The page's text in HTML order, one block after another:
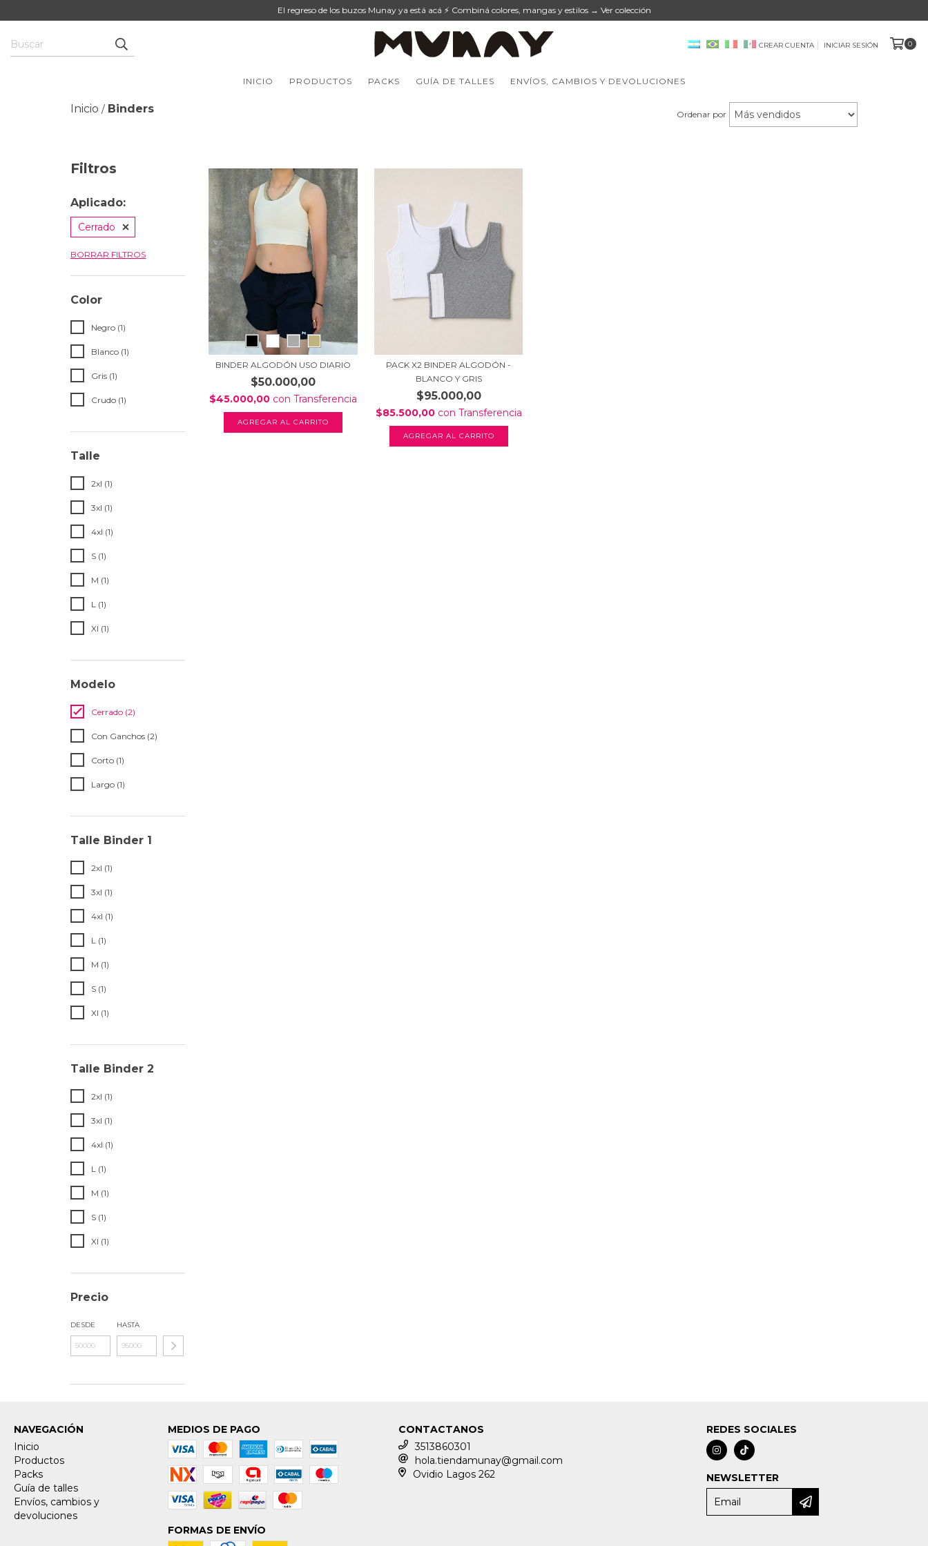
El regreso de los buzos Munay ya está acá ⚡ Combiná colores, mangas y estilos → Ver colección
CREAR CUENTA INICIAR SESIÓN 0
INICIO PRODUCTOS PACKS GUÍA DE TALLES ENVÍOS, CAMBIOS Y DEVOLUCIONES
Inicio / Binders Ordenar por
Filtros
Aplicado:
Cerrado
BORRAR FILTROS
Color
Negro (1)
Blanco (1)
Gris (1)
Crudo (1)
Talle
2xl (1)
3xl (1)
4xl (1)
S (1)
M (1)
L (1)
Xl (1)
Modelo
Cerrado (2)
Con Ganchos (2)
Corto (1)
Largo (1)
Talle Binder 1
2xl (1)
3xl (1)
4xl (1)
L (1)
M (1)
S (1)
Xl (1)
Talle Binder 2
2xl (1)
3xl (1)
4xl (1)
L (1)
M (1)
S (1)
Xl (1)
Precio
DESDE HASTA
BINDER ALGODÓN USO DIARIO
$50.000,00
$45.000,00 con Transferencia
AGREGAR AL CARRITO
PACK X2 BINDER ALGODÓN -
BLANCO Y GRIS
$95.000,00
$85.500,00 con Transferencia
AGREGAR AL CARRITO
NAVEGACIÓN
Inicio
Productos
Packs
Guía de talles
Envíos, cambios y
devoluciones
MEDIOS DE PAGO
FORMAS DE ENVÍO
CONTACTANOS
3513860301
hola.tiendamunay@gmail.com
Ovidio Lagos 262
REDES SOCIALES
NEWSLETTER